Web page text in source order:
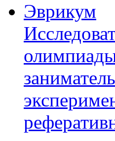
Эврикум